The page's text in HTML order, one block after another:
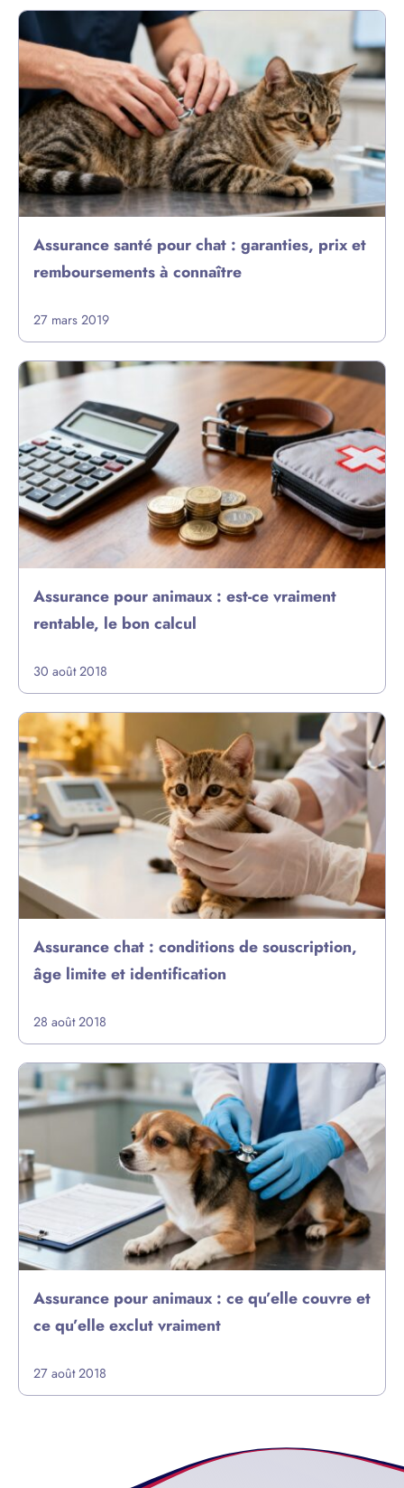
Assurance santé pour chat : garanties, prix et
remboursements à connaître
27 mars 2019
Assurance pour animaux : est-ce vraiment
rentable, le bon calcul
30 août 2018
Assurance chat : conditions de souscription,
âge limite et identification
28 août 2018
Assurance pour animaux : ce qu’elle couvre et
ce qu’elle exclut vraiment
27 août 2018